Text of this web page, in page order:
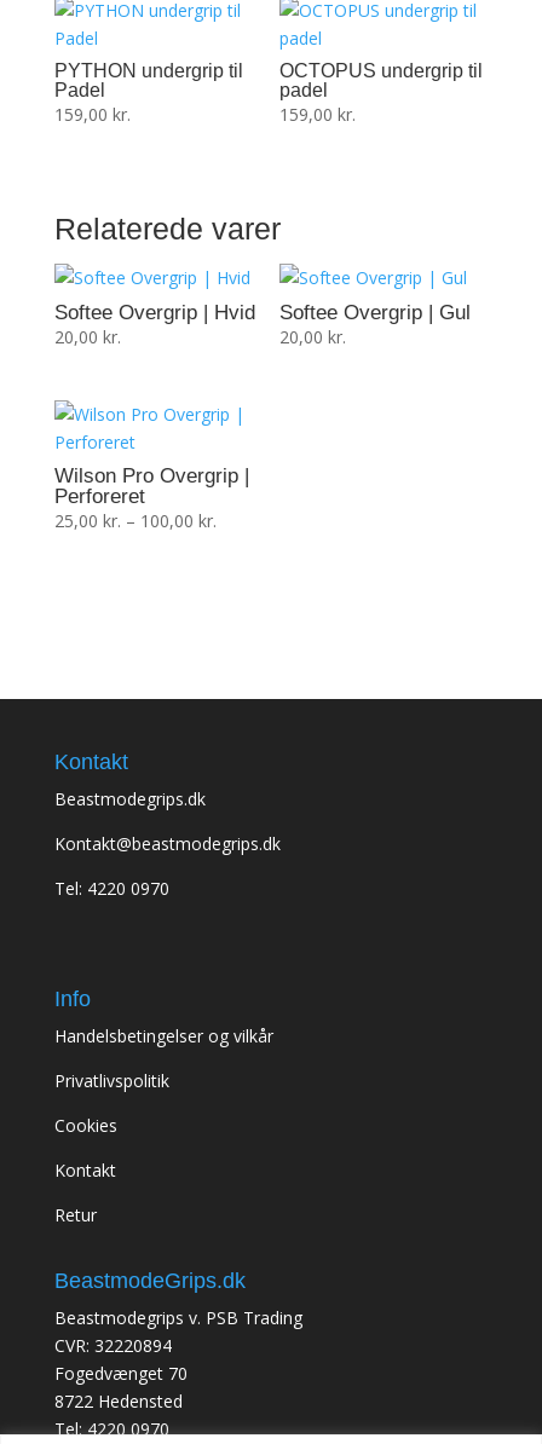
PYTHON undergrip til
Padel
159,00 kr.
OCTOPUS undergrip til
padel
159,00kr.
Relaterede varer
Softee Overgrip | Hvid
20,00 kr.
Softee Overgrip | Gul
20,00kr.
Wilson Pro Overgrip |
Perforeret
25,00 kr. – 100,00 kr.Prisinterval:
Kontakt
Beastmodegrips.dk
Kontakt@beastmodegrips.dk
Tel: 4220 0970
Info
Handelsbetingelser og vilkår
Privatlivspolitik
Cookies
Kontakt
Retur
BeastmodeGrips.dk
Beastmodegrips v. PSB Trading
CVR: 32220894
Fogedvænget 70
8722 Hedensted
Tel: 4220 0970